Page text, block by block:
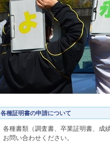
各種証明書の申請について
各種書類（調査書、卒業証明書、成
お問い合わせください。